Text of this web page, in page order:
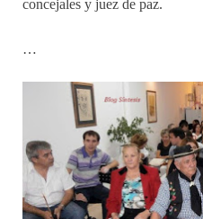
concejales y juez de paz.
…